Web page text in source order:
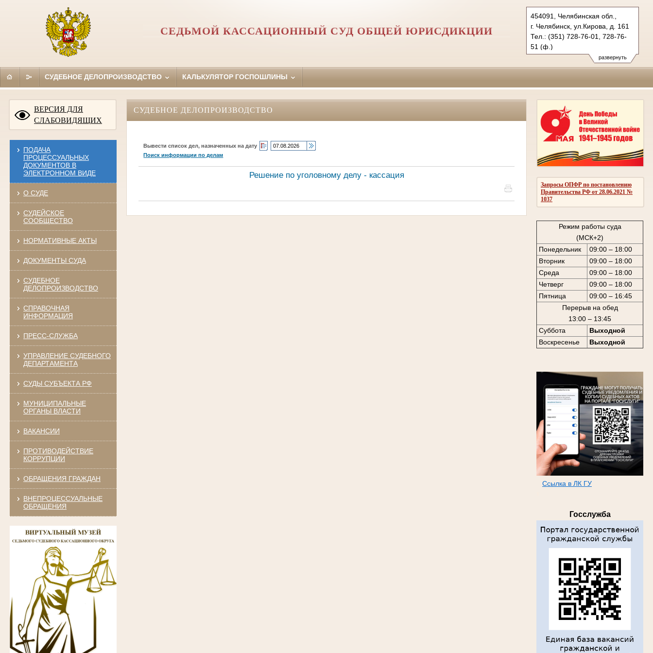
развернуть
454091, Челябинская обл.,
г. Челябинск, ул.Кирова, д. 161
Тел.: (351) 728-76-01, 728-76-
51 (ф.)
СЕДЬМОЙ КАССАЦИОННЫЙ СУД ОБЩЕЙ ЮРИСДИКЦИИ
СУДЕБНОЕ ДЕЛОПРОИЗВОДСТВО КАЛЬКУЛЯТОР ГОСПОШЛИНЫ
ВЕРСИЯ ДЛЯ
СЛАБОВИДЯЩИХ
ПОДАЧА
ПРОЦЕССУАЛЬНЫХ
ДОКУМЕНТОВ В
ЭЛЕКТРОННОМ ВИДЕ
О СУДЕ
СУДЕЙСКОЕ
СООБЩЕСТВО
НОРМАТИВНЫЕ АКТЫ
ДОКУМЕНТЫ СУДА
СУДЕБНОЕ
ДЕЛОПРОИЗВОДСТВО
СПРАВОЧНАЯ
ИНФОРМАЦИЯ
ПРЕСС-СЛУЖБА
УПРАВЛЕНИЕ СУДЕБНОГО
ДЕПАРТАМЕНТА
СУДЫ СУБЪЕКТА РФ
МУНИЦИПАЛЬНЫЕ
ОРГАНЫ ВЛАСТИ
ВАКАНСИИ
ПРОТИВОДЕЙСТВИЕ
КОРРУПЦИИ
ОБРАЩЕНИЯ ГРАЖДАН
ВНЕПРОЦЕССУАЛЬНЫЕ
ОБРАЩЕНИЯ
Запросы ОПФР по постановлению
Правительства РФ от 28.06.2021 №
1037
Режим работы суда
(МСК+2)
Понедельник
09:00 – 18:00
Вторник
09:00 – 18:00
Среда
09:00 – 18:00
Четверг
09:00 – 18:00
Пятница
09:00 – 16:45
Перерыв на обед
13:00 – 13:45
Суббота
Выходной
Воскресенье
Выходной
Ссылка в ЛК ГУ
Госслужба
СУДЕБНОЕ ДЕЛОПРОИЗВОДСТВО
Вывести список дел, назначенных на дату
Поиск информации по делам
Решение по уголовному делу - кассация